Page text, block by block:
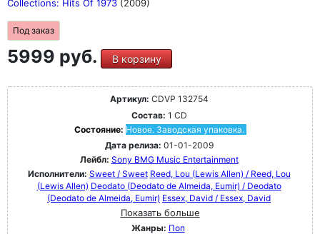
Collections: Hits Of 1973 (2009)
Под заказ
5999 руб. В корзину
Артикул: CDVP 132754
Состав: 1 CD
Состояние: Новое. Заводская упаковка.
Дата релиза: 01-01-2009
Лейбл: Sony BMG Music Entertainment
Исполнители: Sweet / Sweet Reed, Lou (Lewis Allen) / Reed, Lou
(Lewis Allen) Deodato (Deodato de Almeida, Eumir) / Deodato
(Deodato de Almeida, Eumir) Essex, David / Essex, David
Показать больше
Жанры: Поп